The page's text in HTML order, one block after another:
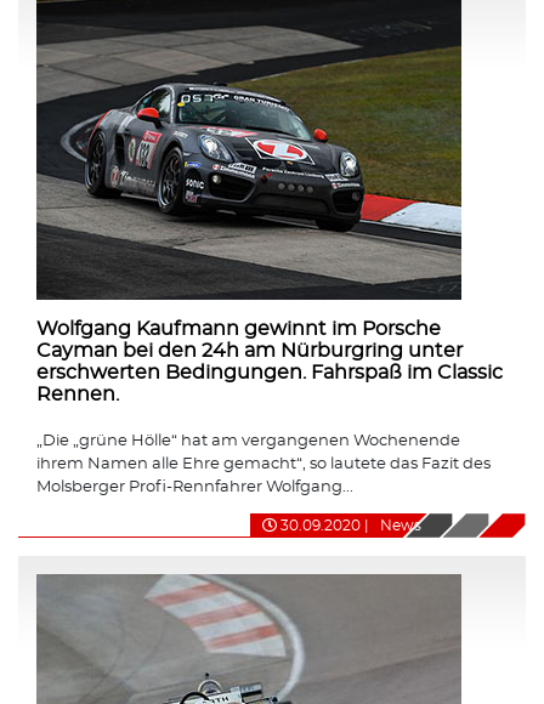
Wolfgang Kaufmann gewinnt im Porsche
Cayman bei den 24h am Nürburgring unter
erschwerten Bedingungen. Fahrspaß im Classic
Rennen.
„Die „grüne Hölle“ hat am vergangenen Wochenende
ihrem Namen alle Ehre gemacht“, so lautete das Fazit des
Molsberger Profi-Rennfahrer Wolfgang...
30.09.2020 News